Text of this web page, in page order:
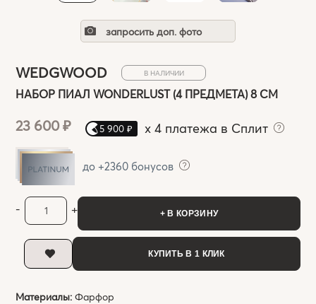
запросить доп. фото
WEDGWOOD В НАЛИЧИИ
НАБОР ПИАЛ WONDERLUST (4 ПРЕДМЕТА) 8 СМ
23 600 ₽ 5 900 ₽ x 4 платежа в Сплит
до +2360 бонусов
- + + В КОРЗИНУ
КУПИТЬ В 1 КЛИК
Материалы:Фарфор